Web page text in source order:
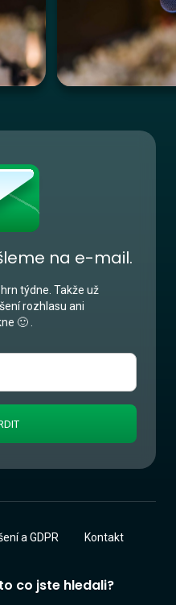
na e-mail.
týdne. Takže už
rozhlasu ani
🙂 .
co jste hledali?
a GDPR Kontakt